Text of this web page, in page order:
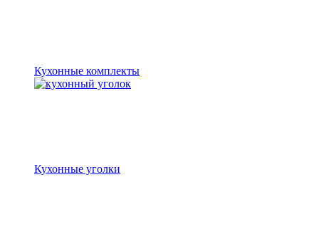
Кухонные комплекты
Кухонные уголки